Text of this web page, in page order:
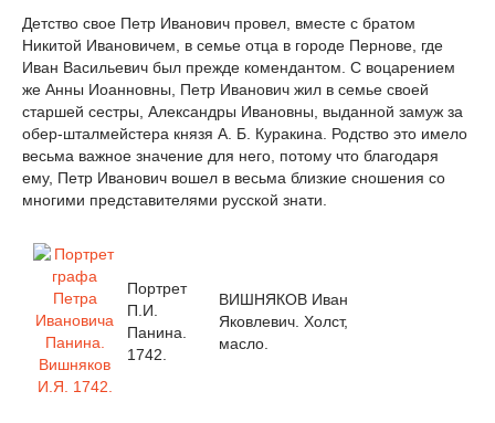
Детство свое Петр Иванович провел, вместе с братом
Никитой Ивановичем, в семье отца в городе Пернове, где
Иван Васильевич был прежде комендантом. С воцарением
же Анны Иоанновны, Петр Иванович жил в семье своей
старшей сестры, Александры Ивановны, выданной замуж за
обер-шталмейстера князя А. Б. Куракина. Родство это имело
весьма важное значение для него, потому что благодаря
ему, Петр Иванович вошел в весьма близкие сношения со
многими представителями русской знати.
Портрет
П.И.
Панина.
1742.
ВИШНЯКОВ Иван
Яковлевич. Холст,
масло.